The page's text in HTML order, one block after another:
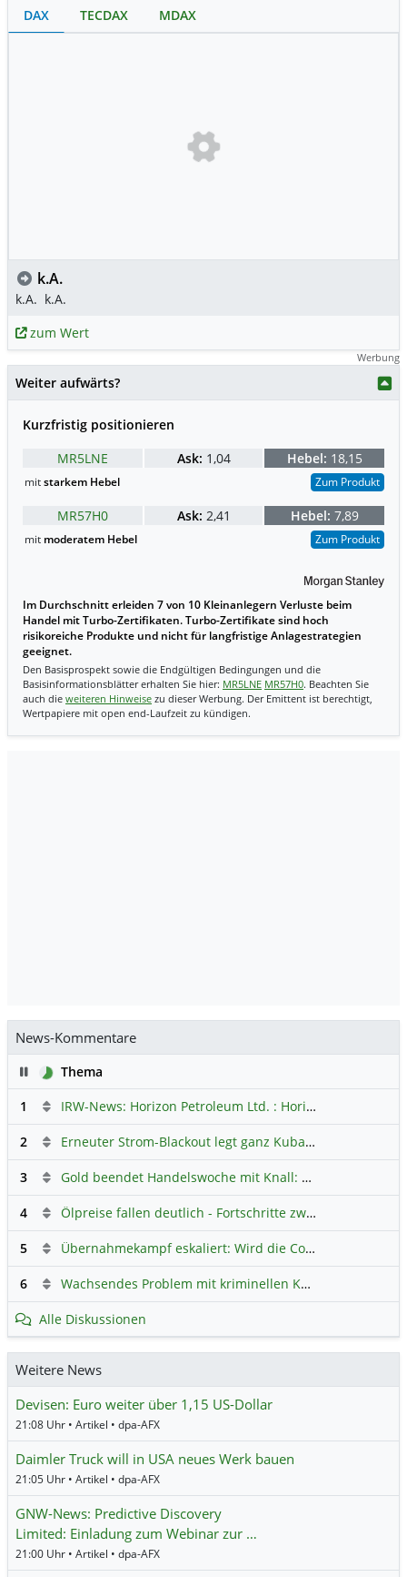
DAX TECDAX MDAX
k.A.
k.A. k.A.
zum Wert
Werbung
Weiter aufwärts?
Kurzfristig positionieren
MR5LNE
Ask: 1,04 Hebel: 18,15
mitstarkem Hebel Zum Produkt
MR57H0 Ask: 2,41 Hebel: 7,89
mit moderatem Hebel Zum Produkt
Im Durchschnitt erleiden 7 von 10 Kleinanlegern Verluste beim
Handel mit Turbo-Zertifikaten. Turbo-Zertifikate sind hoch
risikoreiche Produkte und nicht für langfristige Anlagestrategien
geeignet.
Den Basisprospekt sowie die Endgültigen Bedingungen und die
Basisinformationsblätter erhalten Sie hier: MR5LNE MR57H0. Beachten Sie
auch die weiteren Hinweise zu dieser Werbung. Der Emittent ist berechtigt,
Wertpapiere mit open end-Laufzeit zu kündigen.
News-Kommentare
PauseThema
1
IRW-News: Horizon Petroleum Ltd. : Horizon Petroleum beginnt mit der Testförderung im Projekt Lachowice in Polen und schließt die Platzierung einer überzeichneten Wandelanleihe ab
2 Erneuter Strom-Blackout legt ganz Kuba lahm
3 Gold beendet Handelswoche mit Knall: Barrick Mining – Ist diese Aktie wieder ein Kauf?
4 Ölpreise fallen deutlich - Fortschritte zwischen USA und Iran belasten
5 Übernahmekampf eskaliert: Wird die Commerzbank italienisch?
6 Wachsendes Problem mit kriminellen Kunden im Online-Handel
Alle Diskussionen
Weitere News
Devisen: Euro weiter über 1,15 US-Dollar
21:08 Uhr • Artikel • dpa-AFX
Daimler Truck will in USA neues Werk bauen
21:05 Uhr • Artikel • dpa-AFX
GNW-News: Predictive Discovery
Limited: Einladung zum Webinar zur …
21:00 Uhr • Artikel • dpa-AFX